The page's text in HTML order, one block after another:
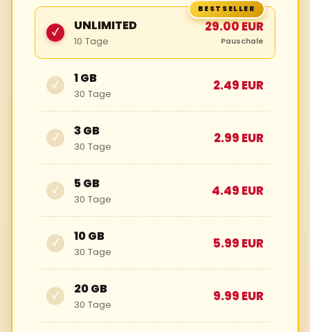
✓ UNLIMITED
10 Tage
29.00 EUR
Pauschale
✓ 1 GB
30 Tage
2.49 EUR
✓ 3 GB
30 Tage
2.99 EUR
✓ 5 GB
30 Tage
4.49 EUR
✓ 10 GB
30 Tage
5.99 EUR
✓ 20 GB
30 Tage
9.99 EUR